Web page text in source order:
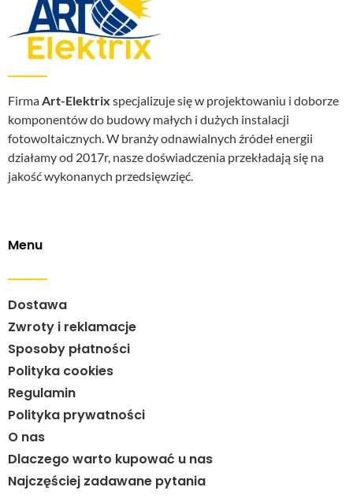
Firma Art-Elektrix specjalizuje się w projektowaniu i doborze
komponentów do budowy małych i dużych instalacji
fotowoltaicznych. W branży odnawialnych źródeł energii
działamy od 2017r, nasze doświadczenia przekładają się na
jakość wykonanych przedsięwzięć.
Menu
Dostawa
Zwroty i reklamacje
Sposoby płatności
Polityka cookies
Regulamin
Polityka prywatności
O nas
Dlaczego warto kupować u nas
Najczęściej zadawane pytania